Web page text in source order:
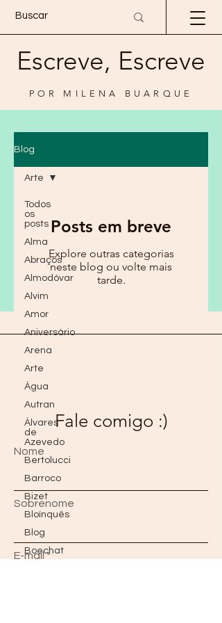
Escreve, Escreve
POR MILENA BUARQUE
Blog
Todos
os
posts
Alma
Abraços
Almodóvar
Alvim
Amor
Aniversário
Arena
Arte
Água
Autran
Álvares
de
Azevedo
Bertolucci
Barroco
Bizet
Bloínquês
Blog
Boechat
Arte
Posts em breve
Explore outras categorias
neste blog ou volte mais
tarde.
Fale comigo :)
Nome
Sobrenome
E-mail